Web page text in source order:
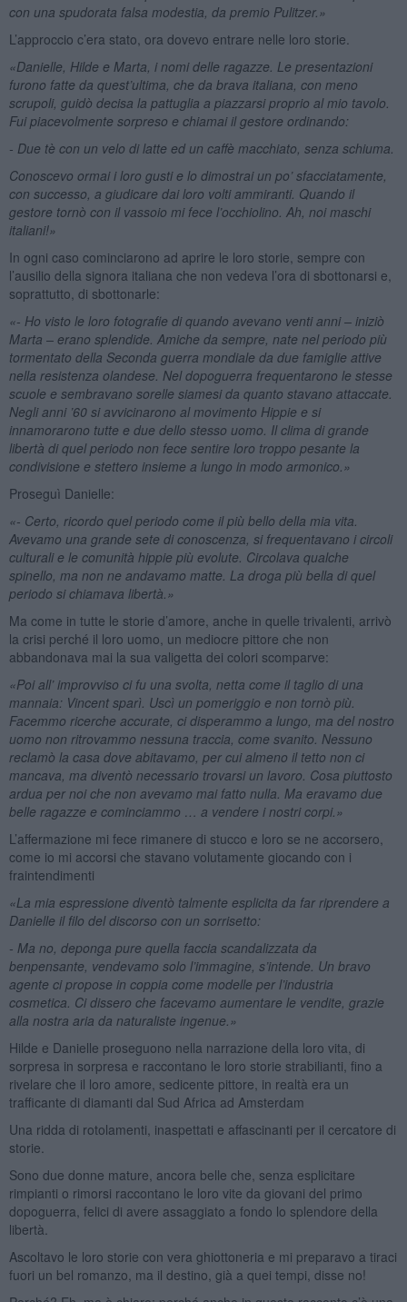
con una spudorata falsa modestia, da premio Pulitzer.»
L’approccio c’era stato, ora dovevo entrare nelle loro storie.
«Danielle, Hilde e Marta, i nomi delle ragazze. Le presentazioni
furono fatte da quest’ultima, che da brava italiana, con meno
scrupoli, guidò decisa la pattuglia a piazzarsi proprio al mio tavolo.
Fui piacevolmente sorpreso e chiamai il gestore ordinando:
- Due tè con un velo di latte ed un caffè macchiato, senza schiuma.
Conoscevo ormai i loro gusti e lo dimostrai un po’ sfacciatamente,
con successo, a giudicare dai loro volti ammiranti. Quando il
gestore tornò con il vassoio mi fece l’occhiolino. Ah, noi maschi
italiani!»
In ogni caso cominciarono ad aprire le loro storie, sempre con
l’ausilio della signora italiana che non vedeva l’ora di sbottonarsi e,
soprattutto, di sbottonarle:
«- Ho visto le loro fotografie di quando avevano venti anni – iniziò
Marta – erano splendide. Amiche da sempre, nate nel periodo più
tormentato della Seconda guerra mondiale da due famiglie attive
nella resistenza olandese. Nel dopoguerra frequentarono le stesse
scuole e sembravano sorelle siamesi da quanto stavano attaccate.
Negli anni ’60 si avvicinarono al movimento Hippie e si
innamorarono tutte e due dello stesso uomo. Il clima di grande
libertà di quel periodo non fece sentire loro troppo pesante la
condivisione e stettero insieme a lungo in modo armonico.»
Proseguì Danielle:
«- Certo, ricordo quel periodo come il più bello della mia vita.
Avevamo una grande sete di conoscenza, si frequentavano i circoli
culturali e le comunità hippie più evolute. Circolava qualche
spinello, ma non ne andavamo matte. La droga più bella di quel
periodo si chiamava libertà.»
Ma come in tutte le storie d’amore, anche in quelle trivalenti, arrivò
la crisi perché il loro uomo, un mediocre pittore che non
abbandonava mai la sua valigetta dei colori scomparve:
«Poi all’ improvviso ci fu una svolta, netta come il taglio di una
mannaia: Vincent sparì. Uscì un pomeriggio e non tornò più.
Facemmo ricerche accurate, ci disperammo a lungo, ma del nostro
uomo non ritrovammo nessuna traccia, come svanito. Nessuno
reclamò la casa dove abitavamo, per cui almeno il tetto non ci
mancava, ma diventò necessario trovarsi un lavoro. Cosa piuttosto
ardua per noi che non avevamo mai fatto nulla. Ma eravamo due
belle ragazze e cominciammo … a vendere i nostri corpi.»
L’affermazione mi fece rimanere di stucco e loro se ne accorsero,
come io mi accorsi che stavano volutamente giocando con i
fraintendimenti
«La mia espressione diventò talmente esplicita da far riprendere a
Danielle il filo del discorso con un sorrisetto:
- Ma no, deponga pure quella faccia scandalizzata da
benpensante, vendevamo solo l’immagine, s’intende. Un bravo
agente ci propose in coppia come modelle per l’industria
cosmetica. Ci dissero che facevamo aumentare le vendite, grazie
alla nostra aria da naturaliste ingenue.»
Hilde e Danielle proseguono nella narrazione della loro vita, di
sorpresa in sorpresa e raccontano le loro storie strabilianti, fino a
rivelare che il loro amore, sedicente pittore, in realtà era un
trafficante di diamanti dal Sud Africa ad Amsterdam
Una ridda di rotolamenti, inaspettati e affascinanti per il cercatore di
storie.
Sono due donne mature, ancora belle che, senza esplicitare
rimpianti o rimorsi raccontano le loro vite da giovani del primo
dopoguerra, felici di avere assaggiato a fondo lo splendore della
libertà.
Ascoltavo le loro storie con vera ghiottoneria e mi preparavo a tiraci
fuori un bel romanzo, ma il destino, già a quei tempi, disse no!